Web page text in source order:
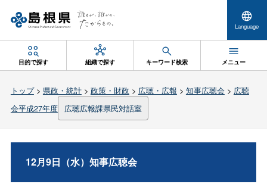
Language
目的で探す 組織で探す キーワード検索 メニュー
トップ> 県政・統計> 政策・財政 > 広聴・広報 > 知事広聴会 > 広聴
会平成27年度
広聴広報課県民対話室
12月9日（水）知事広聴会